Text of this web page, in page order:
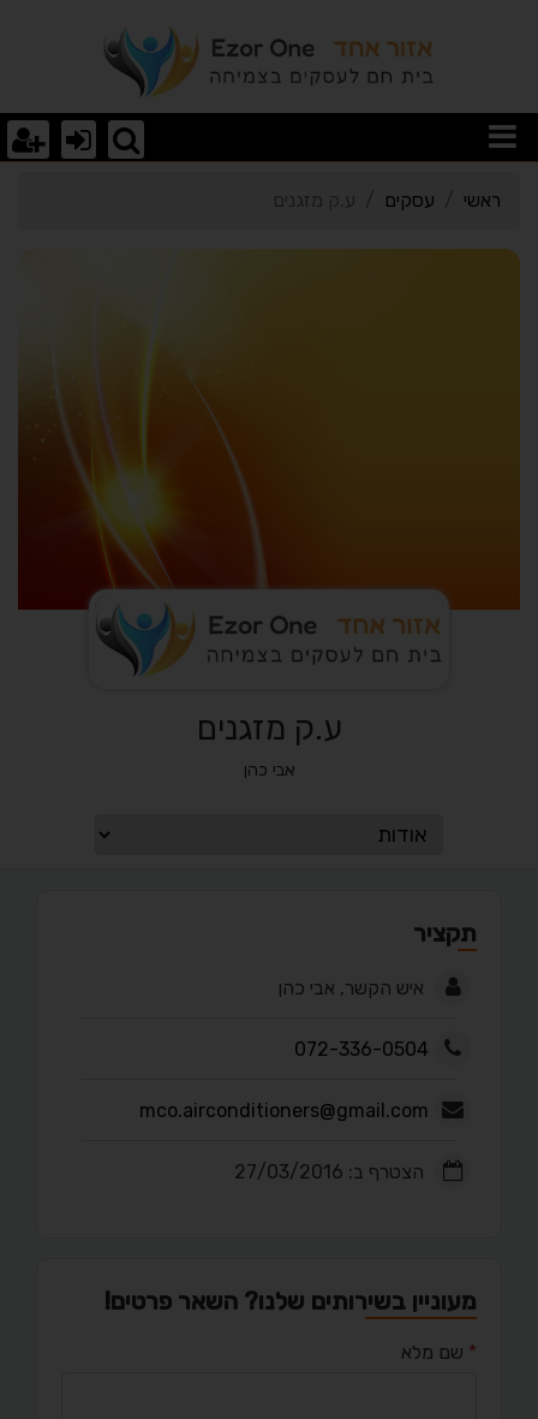
פרטי כרטיס העסק ע.ק
ראשי עסקים ע.ק מזגנים
ע.ק מזגנים
אבי כהן
תקציר
איש הקשר, אבי כהן
072-336-0504
mco.airconditioners@gmail.com
הצטרף ב: 27/03/2016
מעוניין בשירותים שלנו? השאר פרטים!
* שם מלא